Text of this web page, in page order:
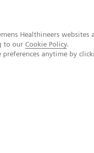
Healthineers websites
to our Cookie Policy.
anytime by